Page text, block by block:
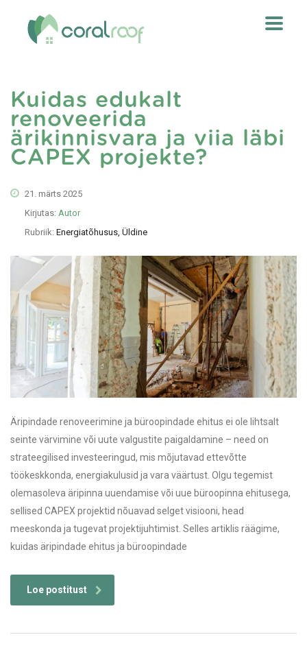
Kuidas edukalt
renoveerida
ärikinnisvara ja viia läbi
CAPEX projekte?
21. märts 2025
Kirjutas: Autor
Rubriik: Energiatõhusus, Üldine
Äripindade renoveerimine ja büroopindade ehitus ei ole lihtsalt
seinte värvimine või uute valgustite paigaldamine – need on
strateegilised investeeringud, mis mõjutavad ettevõtte
töökeskkonda, energiakulusid ja vara väärtust. Olgu tegemist
olemasoleva äripinna uuendamise või uue büroopinna ehitusega,
sellised CAPEX projektid nõuavad selget visiooni, head
meeskonda ja tugevat projektijuhtimist. Selles artiklis räägime,
kuidas äripindade ehitus ja büroopindade
Loe postitust